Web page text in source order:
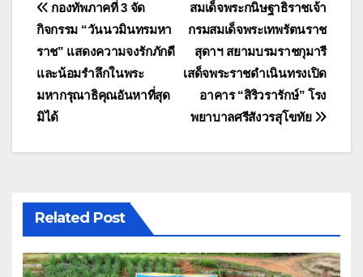
แนะแนว
เรื่อง
สมเด็จพระกนิษฐาธิราชเจ้า
กรมสมเด็จพระเทพรัตนราช
สุดาฯ สยามบรมราชกุมารี
เสด็จพระราชดำเนินทรงเปิด
อาคาร “สิริวรารักษ์” โรง
พยาบาลศรีสังวรสุโขทัย
กองทัพภาคที่ 3 จัด
กิจกรรม “วันนวมินทรมหา
ราช” แสดงความจงรักภักดี
และน้อมรำลึกในพระ
มหากรุณาธิคุณอันหาที่สุด
มิได้
Related Post